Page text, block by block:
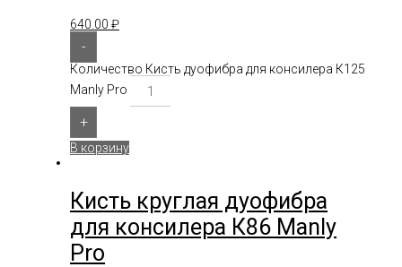
640.00 ₽
-
Количество Кисть дуофибра для консилера К125
Manly Pro
+
В корзину
Кисть круглая дуофибра
для консилера К86 Manly
Pro